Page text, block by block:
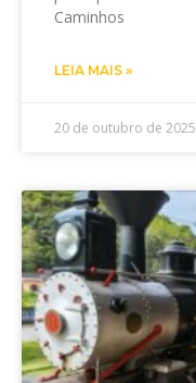
Caminhos
LEIA MAIS »
20 de outubro de 2025